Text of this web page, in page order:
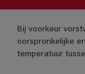
Bij voorkeur
oorspronkelijke
temperatuur